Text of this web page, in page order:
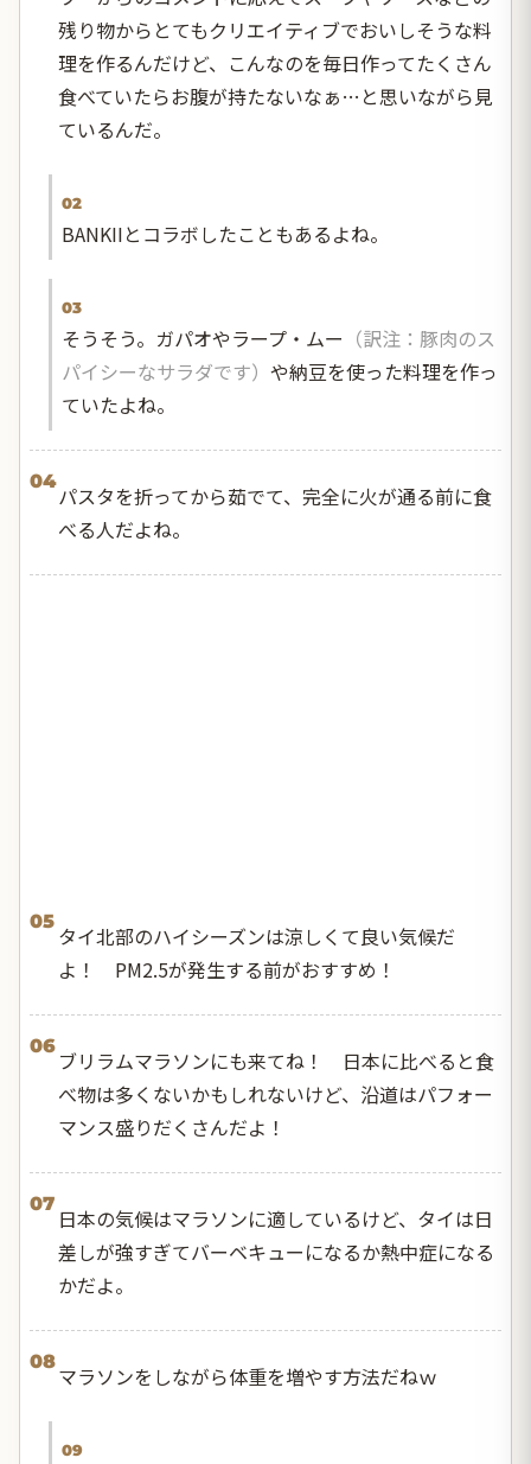
残り物からとてもクリエイティブでおいしそうな料
理を作るんだけど、こんなのを毎日作ってたくさん
食べていたらお腹が持たないなぁ…と思いながら見
ているんだ。
02
BANKIIとコラボしたこともあるよね。
03
そうそう。ガパオやラープ・ムー （訳注：豚肉のス
パイシーなサラダです） や納豆を使った料理を作っ
ていたよね。
04
パスタを折ってから茹でて、完全に火が通る前に食
べる人だよね。
05
タイ北部のハイシーズンは涼しくて良い気候だ
よ！ PM2.5が発生する前がおすすめ！
06
ブリラムマラソンにも来てね！ 日本に比べると食
べ物は多くないかもしれないけど、沿道はパフォー
マンス盛りだくさんだよ！
07
日本の気候はマラソンに適しているけど、タイは日
差しが強すぎてバーベキューになるか熱中症になる
かだよ。
08
マラソンをしながら体重を増やす方法だねｗ
09